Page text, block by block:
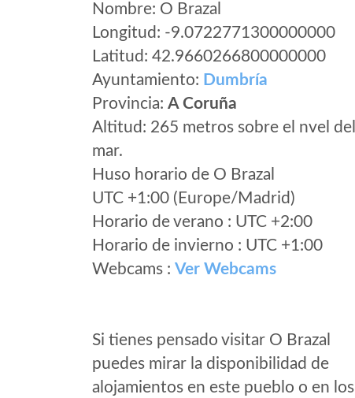
Nombre: O Brazal
Longitud: -9.0722771300000000
Latitud: 42.9660266800000000
Ayuntamiento: Dumbría
Provincia: A Coruña
Altitud: 265 metros sobre el nvel del
mar.
Huso horario de O Brazal
UTC +1:00 (Europe/Madrid)
Horario de verano : UTC +2:00
Horario de invierno : UTC +1:00
Webcams : Ver Webcams
Si tienes pensado visitar O Brazal
puedes mirar la disponibilidad de
alojamientos en este pueblo o en los